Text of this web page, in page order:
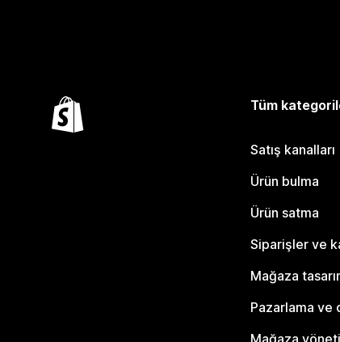
Tüm
Satış kanalları
Ürün bulma
Ürün satma
Siparişler ve
Mağaza
Pazarlama ve